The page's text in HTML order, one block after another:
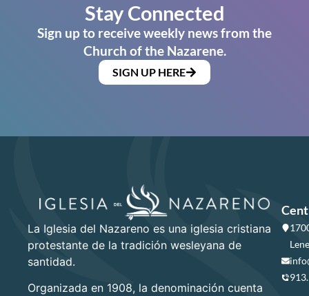
Stay Connected
Sign up to receive weekly news from the
Church of the Nazarene.
SIGN UP HERE
La Iglesia del Nazareno es una iglesia cristiana
protestante de la tradición wesleyana de
santidad.
Organizada en 1908, la denominación cuenta